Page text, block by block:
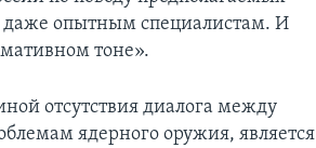
даже опытным специалистам. И
тоне».
отсутствия диалога между
ядерного оружия, является